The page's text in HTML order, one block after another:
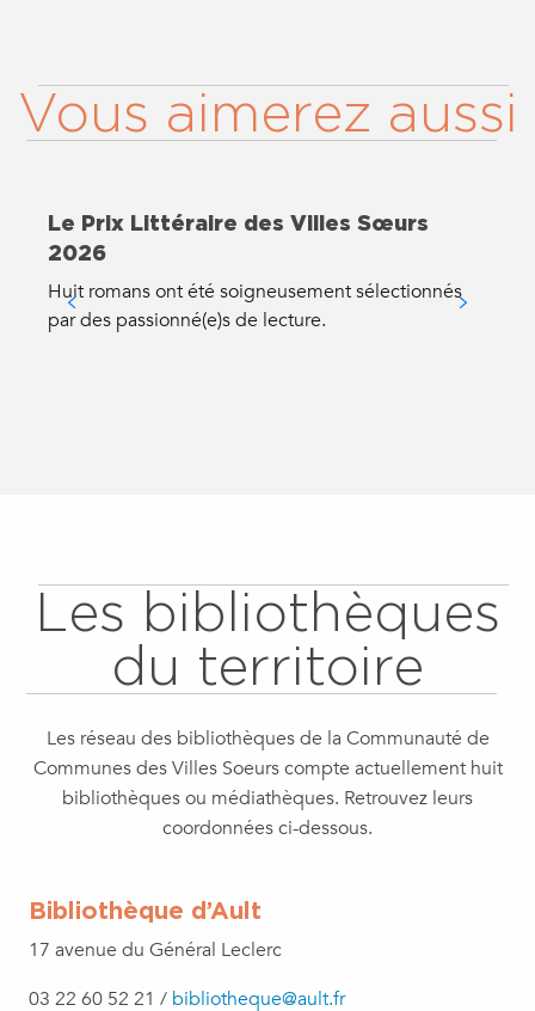
Vous aimerez aussi
Le Prix Littéraire des Villes Sœurs
2026
Huit romans ont été soigneusement sélectionnés
par des passionné(e)s de lecture.
Les bibliothèques
du territoire
Les réseau des bibliothèques de la Communauté de
Communes des Villes Soeurs compte actuellement huit
bibliothèques ou médiathèques. Retrouvez leurs
coordonnées ci-dessous.
Bibliothèque d’Ault
17 avenue du Général Leclerc
03 22 60 52 21 / bibliotheque@ault.fr